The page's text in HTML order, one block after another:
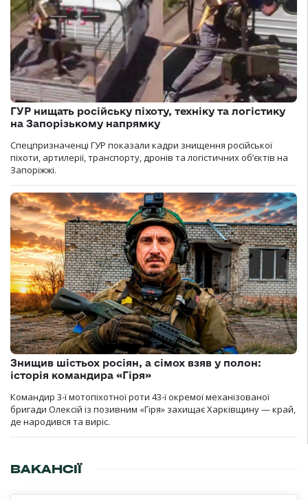
ГУР нищать російську піхоту, техніку та логістику
на Запорізькому напрямку
Спецпризначенці ГУР показали кадри знищення російської
піхоти, артилерії, транспорту, дронів та логістичних об’єктів на
Запоріжжі.
Знищив шістьох росіян, а сімох взяв у полон:
історія командира «Гіря»
Командир 3-ї мотопіхотної роти 43-ї окремої механізованої
бригади Олексій із позивним «Гіря» захищає Харківщину — край,
де народився та виріс.
ВАКАНСІЇ